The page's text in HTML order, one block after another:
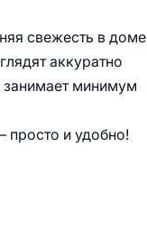
свежесть в доме
аккуратно
занимает минимум
просто и удобно!